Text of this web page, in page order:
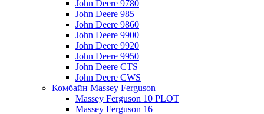
John Deere 9780
John Deere 985
John Deere 9860
John Deere 9900
John Deere 9920
John Deere 9950
John Deere CTS
John Deere CWS
Комбайн Massey Ferguson
Massey Ferguson 10 PLOT
Massey Ferguson 16